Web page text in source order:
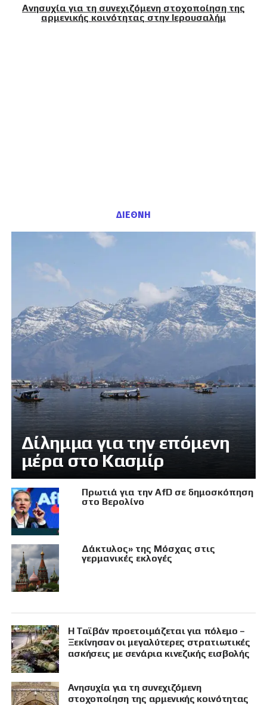
Ανησυχία για τη συνεχιζόμενη στοχοποίηση της
αρμενικής κοινότητας στην Ιερουσαλήμ
ΔΙΕΘΝΗ
Δίλημμα για την επόμενη
μέρα στο Κασμίρ
Πρωτιά για την AfD σε δημοσκόπηση
στο Βερολίνο
Δάκτυλος» της Μόσχας στις
γερμανικές εκλογές
Η Ταϊβάν προετοιμάζεται για πόλεμο –
Ξεκίνησαν οι μεγαλύτερες στρατιωτικές
ασκήσεις με σενάρια κινεζικής εισβολής
Ανησυχία για τη συνεχιζόμενη
στοχοποίηση της αρμενικής κοινότητας